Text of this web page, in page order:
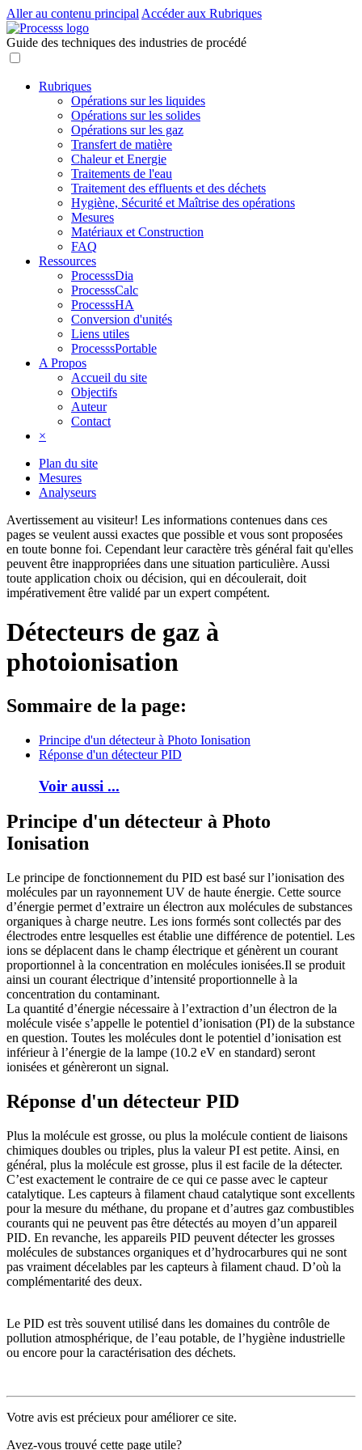
Aller au contenu principal Accéder aux Rubriques
Guide des techniques des industries de procédé
Rubriques
Opérations sur les liquides
Opérations sur les solides
Opérations sur les gaz
Transfert de matière
Chaleur et Energie
Traitements de l'eau
Traitement des effluents et des déchets
Hygiène, Sécurité et Maîtrise des opérations
Mesures
Matériaux et Construction
FAQ
Ressources
ProcesssDia
ProcesssCalc
ProcesssHA
Conversion d'unités
Liens utiles
ProcesssPortable
A Propos
Accueil du site
Objectifs
Auteur
Contact
×
Plan du site
Mesures
Analyseurs
Avertissement au visiteur! Les informations contenues dans ces
pages se veulent aussi exactes que possible et vous sont proposées
en toute bonne foi. Cependant leur caractère très général fait qu'elles
peuvent être inappropriées dans une situation particulière. Aussi
toute application choix ou décision, qui en découlerait, doit
impérativement être validé par un expert compétent.
Détecteurs de gaz à
photoionisation
Sommaire de la page:
Principe d'un détecteur à Photo Ionisation
Réponse d'un détecteur PID
Voir aussi ...
Principe d'un détecteur à Photo
Ionisation
Le principe de fonctionnement du PID est basé sur l’ionisation des
molécules par un rayonnement UV de haute énergie. Cette source
d’énergie permet d’extraire un électron aux molécules de substances
organiques à charge neutre. Les ions formés sont collectés par des
électrodes entre lesquelles est établie une différence de potentiel. Les
ions se déplacent dans le champ électrique et génèrent un courant
proportionnel à la concentration en molécules ionisées.Il se produit
ainsi un courant électrique d’intensité proportionnelle à la
concentration du contaminant.
La quantité d’énergie nécessaire à l’extraction d’un électron de la
molécule visée s’appelle le potentiel d’ionisation (PI) de la substance
en question. Toutes les molécules dont le potentiel d’ionisation est
inférieur à l’énergie de la lampe (10.2 eV en standard) seront
ionisées et génèreront un signal.
Réponse d'un détecteur PID
Plus la molécule est grosse, ou plus la molécule contient de liaisons
chimiques doubles ou triples, plus la valeur PI est petite. Ainsi, en
général, plus la molécule est grosse, plus il est facile de la détecter.
C’est exactement le contraire de ce qui ce passe avec le capteur
catalytique. Les capteurs à filament chaud catalytique sont excellents
pour la mesure du méthane, du propane et d’autres gaz combustibles
courants qui ne peuvent pas être détectés au moyen d’un appareil
PID. En revanche, les appareils PID peuvent détecter les grosses
molécules de substances organiques et d’hydrocarbures qui ne sont
pas vraiment décelables par les capteurs à filament chaud. D’où la
complémentarité des deux.
Le PID est très souvent utilisé dans les domaines du contrôle de
pollution atmosphérique, de l’eau potable, de l’hygiène industrielle
ou encore pour la caractérisation des déchets.
Votre avis est précieux pour améliorer ce site.
Avez-vous trouvé cette page utile?